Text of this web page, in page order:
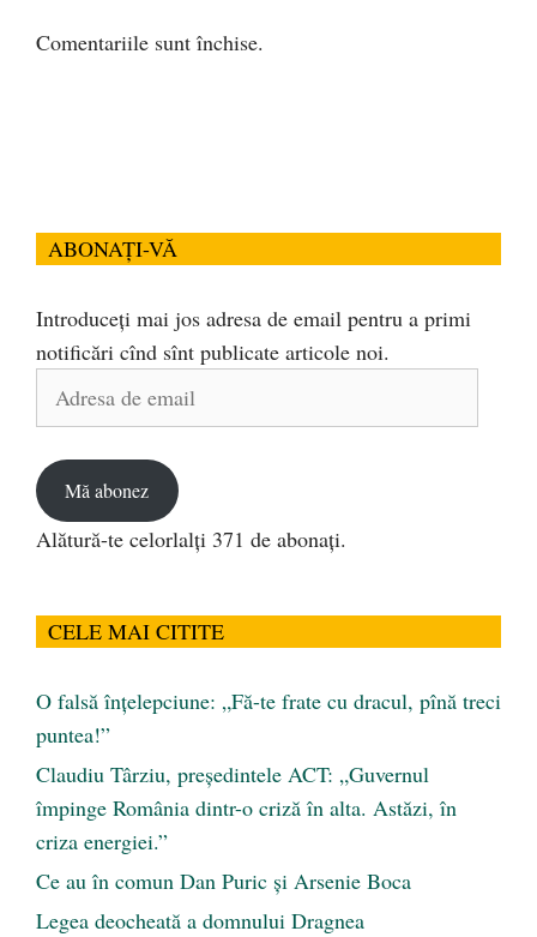
Comentariile sunt închise.
ABONAȚI-VĂ
Introduceți mai jos adresa de email pentru a primi
notificări cînd sînt publicate articole noi.
Adresa
Mă abonez
Alătură-te celorlalți 371 de abonați.
CELE MAI CITITE
O falsă înțelepciune: „Fă-te frate cu dracul, pînă treci
puntea!”
Claudiu Târziu, președintele ACT: „Guvernul
împinge România dintr-o criză în alta. Astăzi, în
criza energiei.”
Ce au în comun Dan Puric şi Arsenie Boca
Legea deocheată a domnului Dragnea